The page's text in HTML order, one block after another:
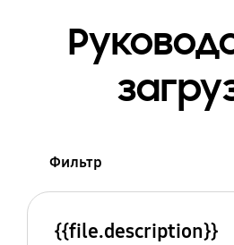
Фильтр
{{file.description}}